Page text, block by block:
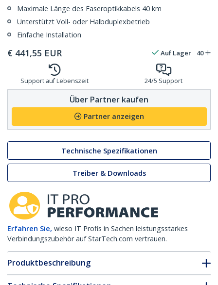
Maximale Länge des Faseroptikkabels 40 km
Unterstützt Voll- oder Halbduplexbetrieb
Einfache Installation
€ 441,55 EUR Auf Lager 40
Support auf Lebenszeit 24/5 Support
Über Partner kaufen
Partner anzeigen
Technische Spezifikationen
Treiber & Downloads
Erfahren Sie, wieso IT Profis in Sachen leistungsstarkes
Verbindungszubehör auf StarTech.com vertrauen.
Produktbeschreibung